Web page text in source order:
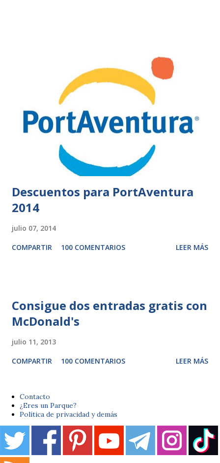
Descuentos para PortAventura
2014
julio 07, 2014
COMPARTIR 100 COMENTARIOS LEER MÁS
Consigue dos entradas gratis con
McDonald's
julio 11, 2013
COMPARTIR 100 COMENTARIOS LEER MÁS
Contacto
¿Eres un Parque?
Política de privacidad y demás